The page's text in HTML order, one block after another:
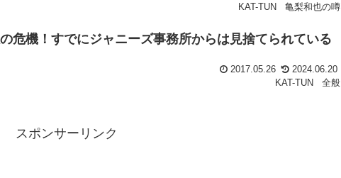
KAT-TUN
亀梨和也の噂
危機！すでにジャニーズ事務所からは見捨てられている
2017.05.26
2024.06.20
KAT-TUN
全般
スポンサーリンク